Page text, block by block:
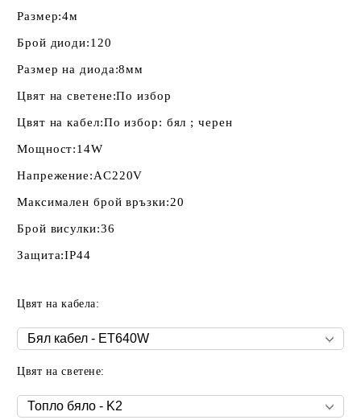
Размер:4м
Брой диоди:120
Размер на диода:8мм
Цвят на светене:По избор
Цвят на кабел:По избор: бял ; черен
Мощност:14W
Напрежение:AC220V
Максимален брой връзки:20
Брой висулки:36
Защита:IP44
Цвят на кабела:
Цвят на светене: